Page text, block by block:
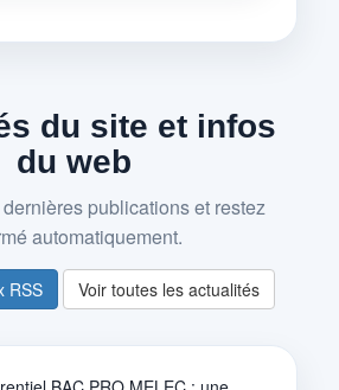
du site et infos
du web
publications et restez
automatiquement.
RSS Voir toutes les actualités